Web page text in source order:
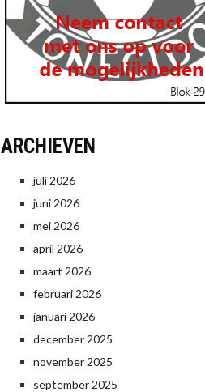
ARCHIEVEN
juli 2026
juni 2026
mei 2026
april 2026
maart 2026
februari 2026
januari 2026
december 2025
november 2025
september 2025